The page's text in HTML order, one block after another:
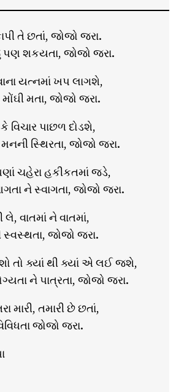
તે છતાં, જોજો જરા.
શકયતા, જોજો જરા.
યત્નમાં ખપ લાગશે,
મતા, જોજો જરા.
વિચાર પાછળ દોડશે,
સ્થિરતા, જોજો જરા.
ચહેરા હકીકતમાં જડે,
ને સ્વાગતા, જોજો જરા.
લે, વાતમાં ને વાતમાં,
સ્વસ્થતા, જોજો જરા.
તો ક્યાં થી ક્યાં એ લઈ જશે,
ને પાત્રતા, જોજો જરા.
મારી, તમારી છે છતાં,
જોજો જરા.